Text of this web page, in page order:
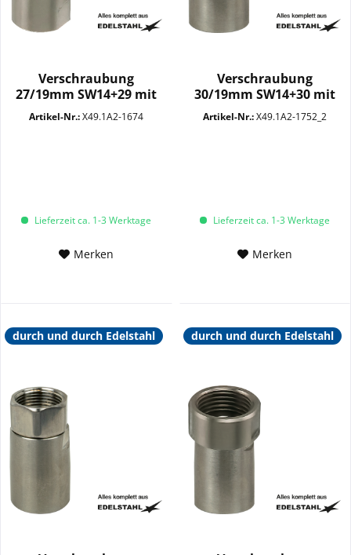
Verschraubung
27/19mm SW14+29 mit
Kupplung VA
Artikel-Nr.:X49.1A2-1674
Lieferzeit ca. 1-3 Werktage
Merken
Verschraubung
30/19mm SW14+30 mit
Kupplung VA
Artikel-Nr.:X49.1A2-1752_2
Lieferzeit ca. 1-3 Werktage
Merken
durch und durch Edelstahl durch und durch Edelstahl